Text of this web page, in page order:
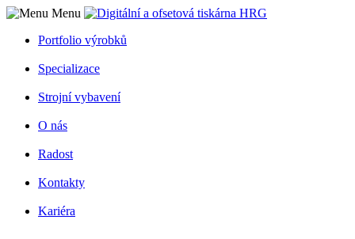
Menu
Portfolio výrobků
Specializace
Strojní vybavení
O nás
Radost
Kontakty
Kariéra